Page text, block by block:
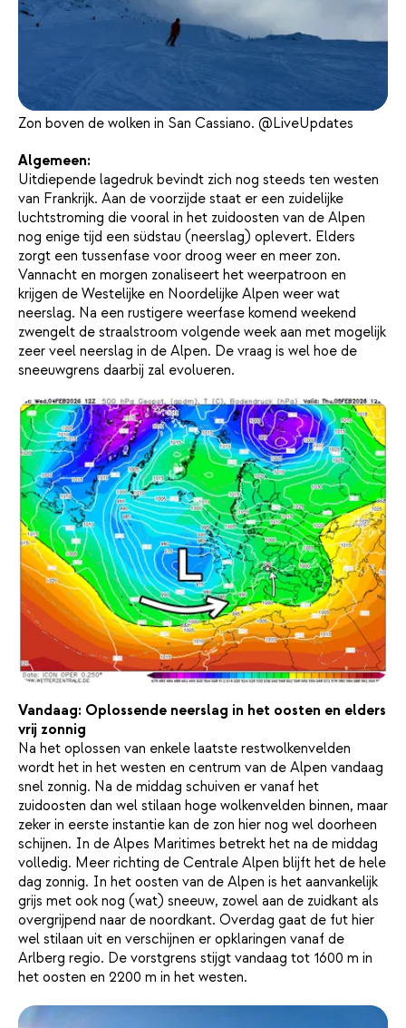
Zon boven de wolken in San Cassiano. @LiveUpdates
Algemeen:
Uitdiepende lagedruk bevindt zich nog steeds ten westen
van Frankrijk. Aan de voorzijde staat er een zuidelijke
luchtstroming die vooral in het zuidoosten van de Alpen
nog enige tijd een südstau (neerslag) oplevert. Elders
zorgt een tussenfase voor droog weer en meer zon.
Vannacht en morgen zonaliseert het weerpatroon en
krijgen de Westelijke en Noordelijke Alpen weer wat
neerslag. Na een rustigere weerfase komend weekend
zwengelt de straalstroom volgende week aan met mogelijk
zeer veel neerslag in de Alpen. De vraag is wel hoe de
sneeuwgrens daarbij zal evolueren.
Vandaag: Oplossende neerslag in het oosten en elders
vrij zonnig
Na het oplossen van enkele laatste restwolkenvelden
wordt het in het westen en centrum van de Alpen vandaag
snel zonnig. Na de middag schuiven er vanaf het
zuidoosten dan wel stilaan hoge wolkenvelden binnen, maar
zeker in eerste instantie kan de zon hier nog wel doorheen
schijnen. In de Alpes Maritimes betrekt het na de middag
volledig. Meer richting de Centrale Alpen blijft het de hele
dag zonnig. In het oosten van de Alpen is het aanvankelijk
grijs met ook nog (wat) sneeuw, zowel aan de zuidkant als
overgrijpend naar de noordkant. Overdag gaat de fut hier
wel stilaan uit en verschijnen er opklaringen vanaf de
Arlberg regio. De vorstgrens stijgt vandaag tot 1600 m in
het oosten en 2200 m in het westen.